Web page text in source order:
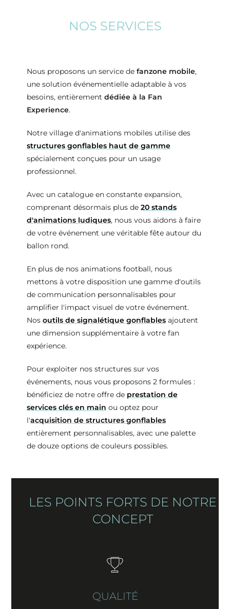
NOS SERVICES
Nous proposons un service defanzone mobile,
une solution événementielle adaptable à vos
besoins, entièrementdédiée à la Fan
Experience.
Notre village d'animations mobiles utilise des
structures gonflables haut de gamme
spécialement conçues pour un usage
professionnel.
Avec un catalogue en constante expansion,
comprenant désormais plus de20 stands
d'animations ludiques, nous vous aidons à faire
de votre événement une véritable fête autour du
ballon rond.
En plus de nos animations football, nous
mettons à votre disposition une gamme d'outils
de communication personnalisables pour
amplifier l'impact visuel de votre événement.
Nosoutils de signalétique gonflables ajoutent
une dimension supplémentaire à votre fan
expérience.
Pour exploiter nos structures sur vos
événements, nous vous proposons 2 formules :
bénéficiez de notre offre de prestation de
services clés en main ou optez pour
l'acquisition de structures gonflables
entièrement personnalisables, avec une palette
de douze options de couleurs possibles.
LES POINTS FORTS DE NOTRE
CONCEPT
QUALITÉ